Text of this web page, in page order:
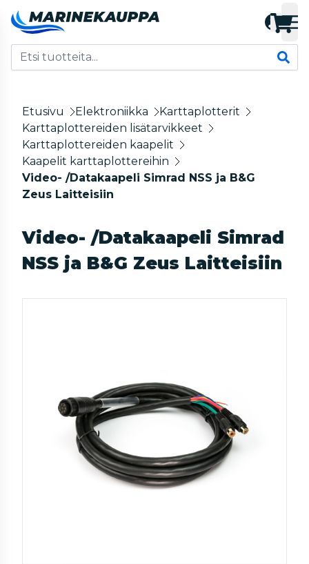
Etusivu Elektroniikka
Karttaplotterit
Karttaplottereiden lisätarvikkeet
Karttaplottereiden kaapelit
Kaapelit karttaplottereihin
Video- /Datakaapeli Simrad NSS ja B&G
Zeus Laitteisiin
Video- /Datakaapeli Simrad
NSS ja B&G Zeus Laitteisiin